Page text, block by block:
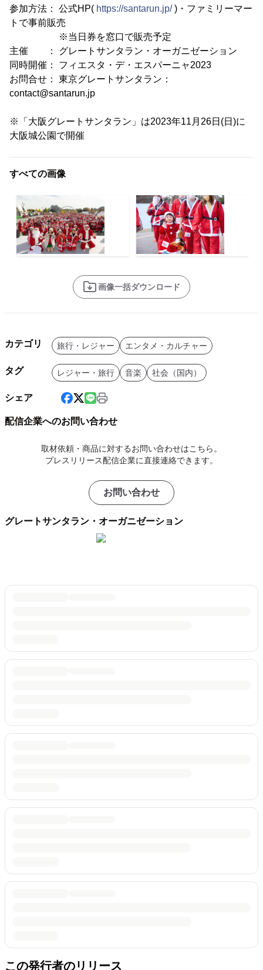
参加方法： 公式HP( https://santarun.jp/)・ファミリーマー
トで事前販売
※当日券を窓口で販売予定
主催 ： グレートサンタラン・オーガニゼーション
同時開催： フィエスタ・デ・エスパーニャ2023
お問合せ： 東京グレートサンタラン：
contact@santarun.jp
※「大阪グレートサンタラン」は2023年11月26日(日)に
大阪城公園で開催
すべての画像
画像一括ダウンロード
カテゴリ 旅行・レジャー エンタメ・カルチャー
タグ レジャー・旅行 音楽 社会（国内）
シェア
配信企業へのお問い合わせ
取材依頼・商品に対するお問い合わせはこちら。
プレスリリース配信企業に直接連絡できます。
お問い合わせ
グレートサンタラン・オーガニゼーション
この発行者のリリース